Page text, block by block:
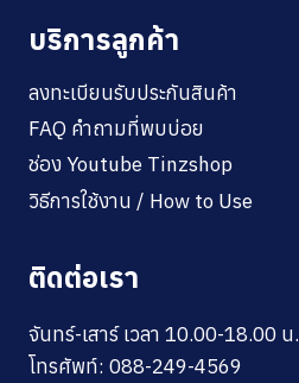
บริการลูกค้า
ลงทะเบียนรับประกันสินค้า
FAQ คำถามที่พบบ่อย
ช่อง Youtube Tinzshop
วิธีการใช้งาน / How to Use
ติดต่อเรา
จันทร์-เสาร์ เวลา 10.00-18.00 น.
โทรศัพท์: 088-249-4569